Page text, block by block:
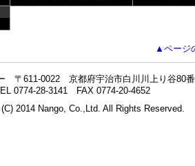
▲ページ
〒611-0022 京都府宇治市白川川上り谷80
0774-28-3141 FAX 0774-20-4652
2014 Nango, Co.,Ltd. All Rights Reserved.